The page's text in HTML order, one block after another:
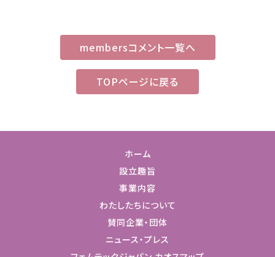
membersコメント一覧へ
TOPページに戻る
ホーム
設立趣旨
事業内容
わたしたちについて
賛同企業・団体
ニュース・プレス